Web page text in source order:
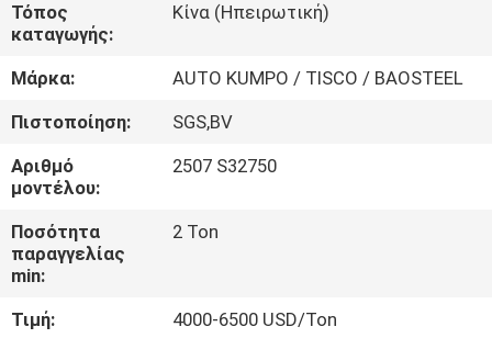
ΓΎΡΟΣ
ΕΡΓΟΣΤΑΣΊΩΝ
ΠΟΙΟΤΙΚΌΣ
ΈΛΕΓΧΟΣ
ΜΑΣ
Τόπος
καταγωγής:
Κίνα (Ηπειρωτική)
Μάρκα:
AUTO KUMPO / TISCO / BAOSTEEL
Πιστοποίηση:
SGS,BV
Αριθμό
μοντέλου:
2507 S32750
Ποσότητα
παραγγελίας
min:
2 Ton
Τιμή:
4000-6500 USD/Ton